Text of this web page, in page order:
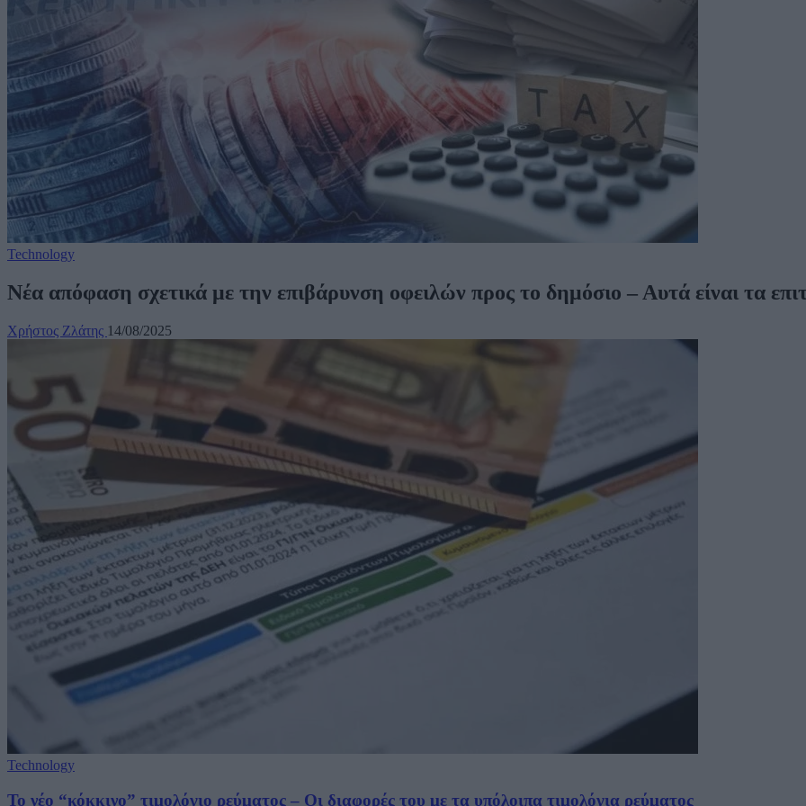
Technology
Νέα απόφαση σχετικά με την επιβάρυνση οφειλών προς το δημόσιο – Αυτά είναι τα
Χρήστος Ζλάτης 14/08/2025
Technology
Το νέο “κόκκινο” τιμολόγιο ρεύματος – Οι διαφορές του με τα υπόλοιπα τιμολόγια ρεύματος